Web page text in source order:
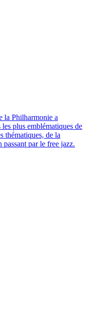
la Philharmonie a
plus emblématiques de
thématiques, de la
passant par le free jazz.